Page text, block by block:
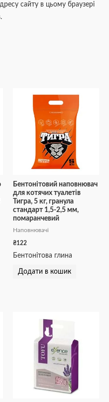
сайту в цьому браузері
Бентонітовий наповнювач
для котячих туалетів
Тигра, 5 кг, гранула
стандарт 1,5-2,5 мм,
помаранчевий
Наповнювачі
₴122
Бентонітова глина
Додати в кошик